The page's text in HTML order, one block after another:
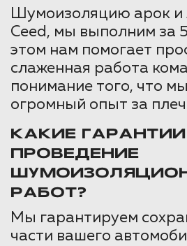
Шумоизоляцию арок и
Ceed, мы выполним за
этом нам помогает
слаженная работа
понимание того, что
огромный опыт за
КАКИЕ
ПРОВЕДЕНИЕ
РАБОТ?
Мы гарантируем
части вашего